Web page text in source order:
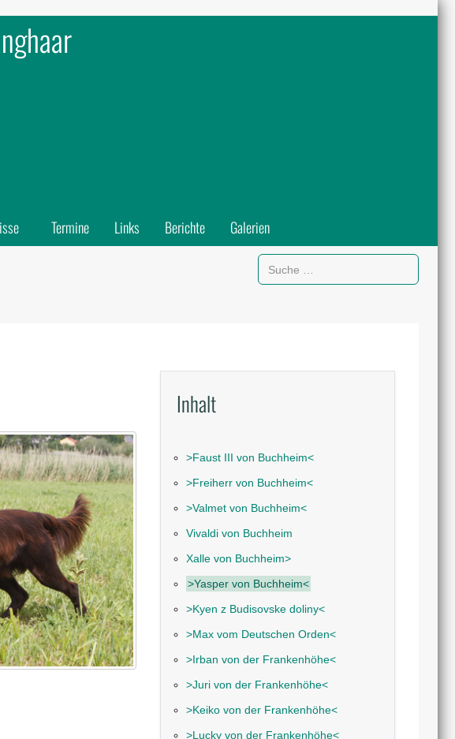
Termine Links Berichte Galerien
Suchen
Inhalt
˃Faust III von Buchheim˂
˃Freiherr von Buchheim˂
˃Valmet von Buchheim˂
Vivaldi von Buchheim
Xalle von Buchheim˃
˃Yasper von Buchheim˂
˃Kyen z Budisovske doliny˂
˃Max vom Deutschen Orden˂
˃Irban von der Frankenhöhe˂
˃Juri von der Frankenhöhe˂
˃Keiko von der Frankenhöhe˂
˃Lucky von der Frankenhöhe˂